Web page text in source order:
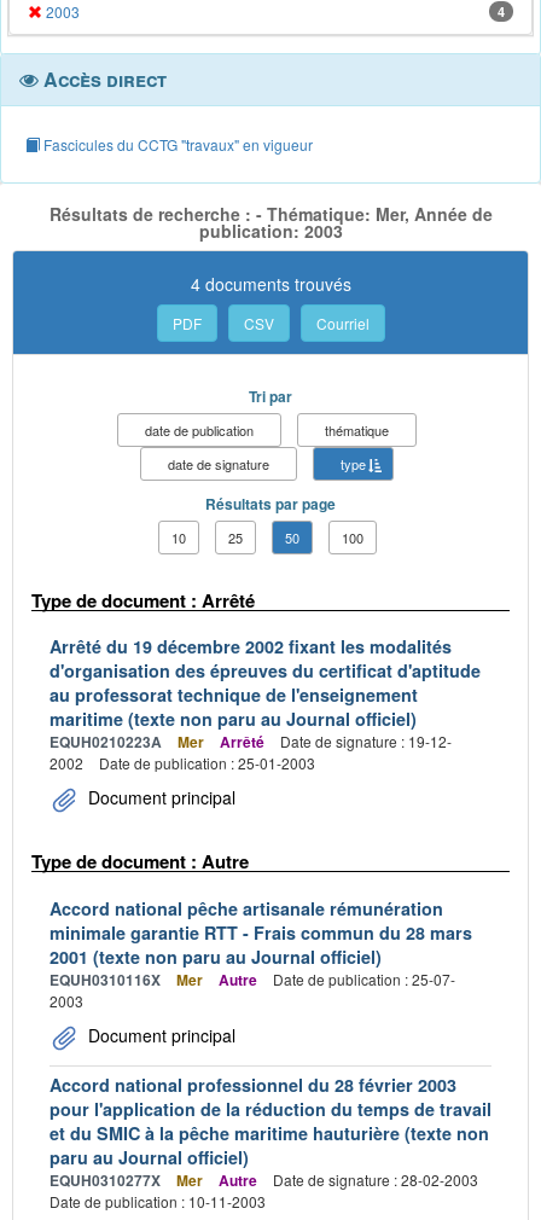
2003 4
Accès direct
Fascicules du CCTG "travaux" en vigueur
Résultats de recherche : - Thématique: Mer, Année de
publication: 2003
4 documents trouvés
PDF CSV Courriel
Tri par
date de publication
thématique
date de signature
type
Résultats par page
10 25 50 100
Type de document : Arrêté
Arrêté du 19 décembre 2002 fixant les modalités
d'organisation des épreuves du certificat d'aptitude
au professorat technique de l'enseignement
maritime (texte non paru au Journal officiel)
EQUH0210223A Mer Arrêté
Date de signature : 19-12-
2002
Date de publication : 25-01-2003
Document principal
Type de document : Autre
Accord national pêche artisanale rémunération
minimale garantie RTT - Frais commun du 28 mars
2001 (texte non paru au Journal officiel)
EQUH0310116X Mer Autre
Date de publication : 25-07-
2003
Document principal
Accord national professionnel du 28 février 2003
pour l'application de la réduction du temps de travail
et du SMIC à la pêche maritime hauturière (texte non
paru au Journal officiel)
EQUH0310277X Mer Autre
Date de signature : 28-02-2003
Date de publication : 10-11-2003